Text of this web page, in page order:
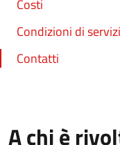
Costi
Condizioni di
Contatti
A chi è